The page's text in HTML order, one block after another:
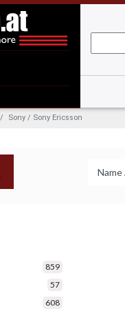
Sony / Sony Ericsson
859
57
608